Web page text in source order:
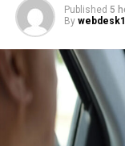
Published 5
By